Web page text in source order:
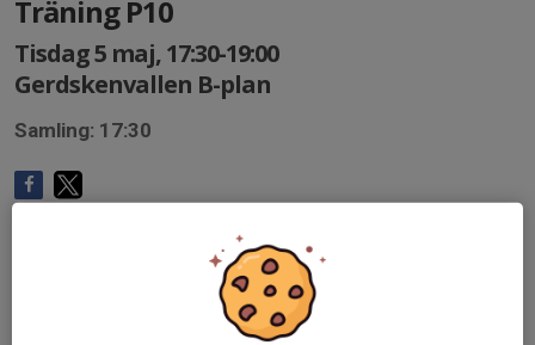
Träning P10
Tisdag 5 maj, 17:30-19:00
Gerdskenvallen B-plan
Samling: 17:30